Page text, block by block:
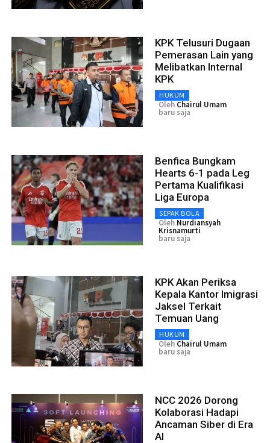
KPK Telusuri Dugaan
Pemerasan Lain yang
Melibatkan Internal
KPK
HUKUM
Oleh Chairul Umam
baru saja
Benfica Bungkam
Hearts 6-1 pada Leg
Pertama Kualifikasi
Liga Europa
SEPAK BOLA
Oleh Nurdiansyah
Krisnamurti
baru saja
KPK Akan Periksa
Kepala Kantor Imigrasi
Jaksel Terkait
Temuan Uang
HUKUM
Oleh Chairul Umam
baru saja
NCC 2026 Dorong
Kolaborasi Hadapi
Ancaman Siber di Era
AI